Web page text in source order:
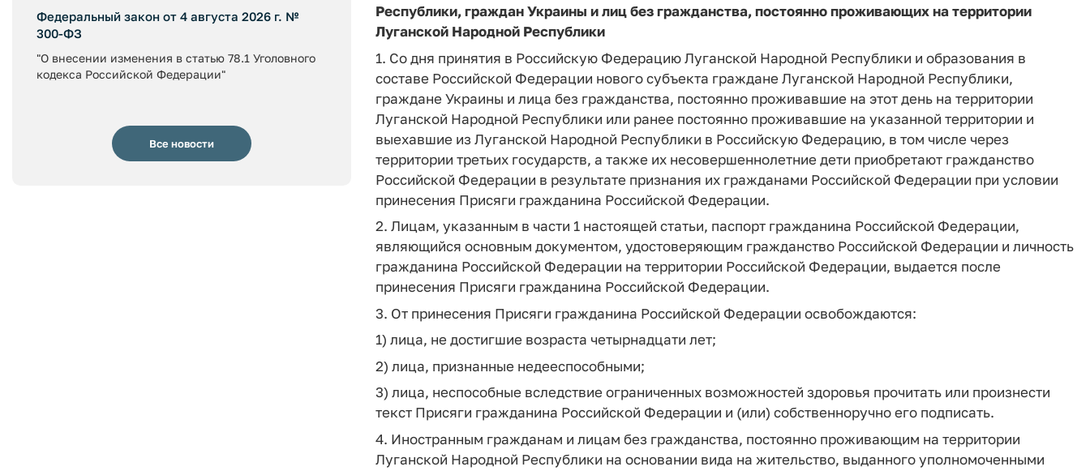
Федеральный закон от 4 августа 2026 г. №
300-ФЗ
"О внесении изменения в статью 78.1 Уголовного
кодекса Российской Федерации"
Все новости
Республики, граждан Украины и лиц без гражданства, постоянно проживающих на территории
Луганской Народной Республики
1. Со дня принятия в Российскую Федерацию Луганской Народной Республики и образования в
составе Российской Федерации нового субъекта граждане Луганской Народной Республики,
граждане Украины и лица без гражданства, постоянно проживавшие на этот день на территории
Луганской Народной Республики или ранее постоянно проживавшие на указанной территории и
выехавшие из Луганской Народной Республики в Российскую Федерацию, в том числе через
территории третьих государств, а также их несовершеннолетние дети приобретают гражданство
Российской Федерации в результате признания их гражданами Российской Федерации при условии
принесения Присяги гражданина Российской Федерации.
2. Лицам, указанным в части 1 настоящей статьи, паспорт гражданина Российской Федерации,
являющийся основным документом, удостоверяющим гражданство Российской Федерации и личность
гражданина Российской Федерации на территории Российской Федерации, выдается после
принесения Присяги гражданина Российской Федерации.
3. От принесения Присяги гражданина Российской Федерации освобождаются:
1) лица, не достигшие возраста четырнадцати лет;
2) лица, признанные недееспособными;
3) лица, неспособные вследствие ограниченных возможностей здоровья прочитать или произнести
текст Присяги гражданина Российской Федерации и (или) собственноручно его подписать.
4. Иностранным гражданам и лицам без гражданства, постоянно проживающим на территории
Луганской Народной Республики на основании вида на жительство, выданного уполномоченными